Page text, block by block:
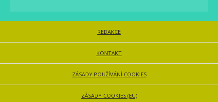
REDAKCE
KONTAKT
ZÁSADY POUŽÍVÁNÍ COOKIES
ZÁSADY COOKIES (EU)